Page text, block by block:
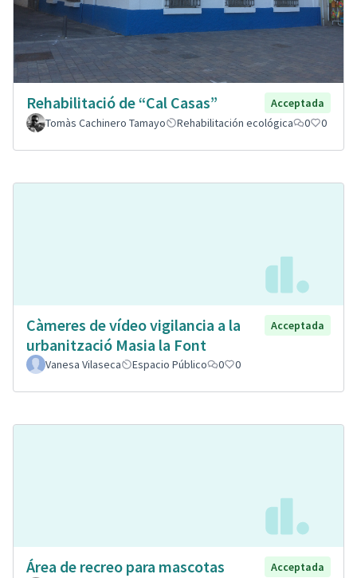
Rehabilitació de “Cal Casas”
Acceptada
Tomàs Cachinero Tamayo
Rehabilitación ecológica 0 0
Càmeres de vídeo vigilancia a la
urbanització Masia la Font
Acceptada
Vanesa Vilaseca Espacio Público 0 0
Área de recreo para mascotas
Acceptada